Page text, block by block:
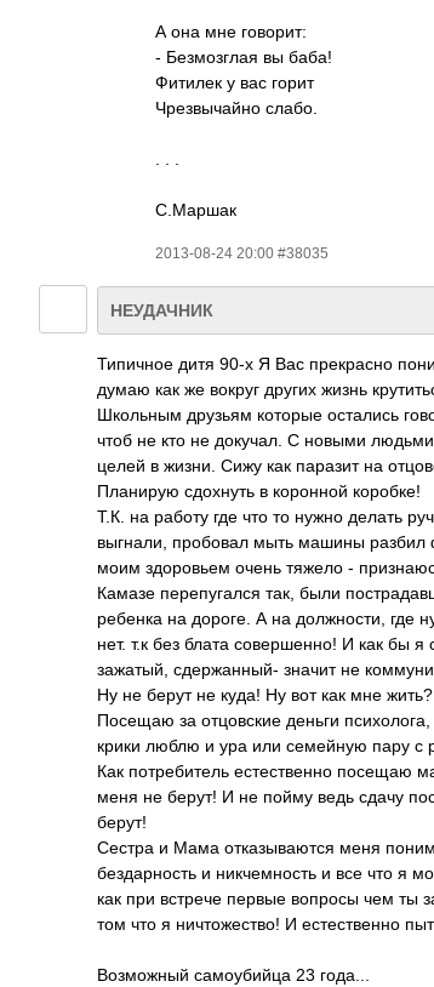
А она мне говорит:
- Безмозглая вы баба!
Фитилек у вас горит
Чрезвычайно слабо.
C.Маршак
2013-08-24 20:00 #38035
НЕУДАЧНИК
Типичное дитя 90-х Я Вас прекрасно
думаю как же вокруг других жизнь
Школьным друзьям которые остались
чтоб не кто не докучал. С новыми
целей в жизни. Сижу как паразит на
Планирую сдохнуть в коронной коробке!
Т.К. на работу где что то нужно делать
выгнали, пробовал мыть машины разбил
моим здоровьем очень тяжело -
Камазе перепугался так, были
ребенка на дороге. А на должности, где
нет. т.к без блата совершенно! И как бы
зажатый, сдержанный- значит не
Ну не берут не куда! Ну вот как мне
Посещаю за отцовские деньги
крики люблю и ура или семейную пару с
Как потребитель естественно посещаю
меня не берут! И не пойму ведь сдачу
берут!
Сестра и Мама отказываются меня
бездарность и никчемность и все что я
как при встрече первые вопросы чем ты
том что я ничтожество! И естественно
Возможный самоубийца 23 года...